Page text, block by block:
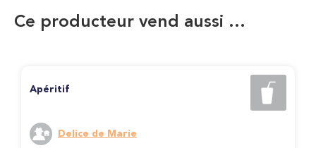
Ce producteur vend aussi …
Apéritif
Delice de Marie